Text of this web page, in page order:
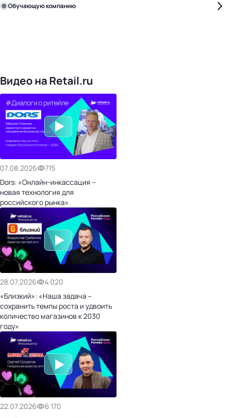
Обучающую компанию
Видео на Retail.ru
07.08.2026
715
Dors: «Онлайн-инкассация –
новая технология для
российского рынка»
28.07.2026
4 020
«Близкий»: «Наша задача –
сохранить темпы роста и удвоить
количество магазинов к 2030
году»
22.07.2026
6 170